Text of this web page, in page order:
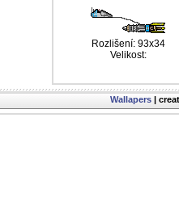
Rozlišení: 93x34
Velikost:
Wallapers |